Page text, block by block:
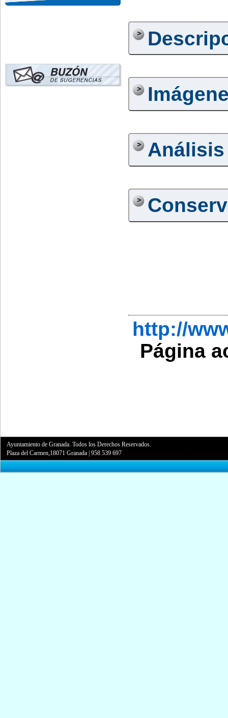
http://
Página
Ayuntamiento de Granada. Todos los Derechos Reservados.
Plaza del Carmen,18071 Granada |958 539 697